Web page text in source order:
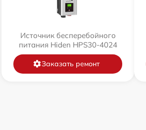
Источник бесперебойного
питания Hiden HPS30-4024
Заказать ремонт